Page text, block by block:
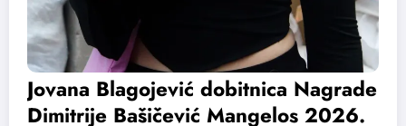
Jovana Blagojević dobitnica Nagrade
Dimitrije Bašičević Mangelos 2026.